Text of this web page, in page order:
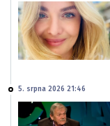
5. srpna 2026 21:46